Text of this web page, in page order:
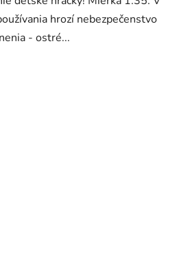
hrozí nebezpečenstvo
- ostré...